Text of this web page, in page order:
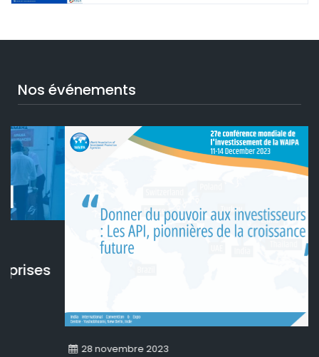
Nos événements
28 novembre 2023